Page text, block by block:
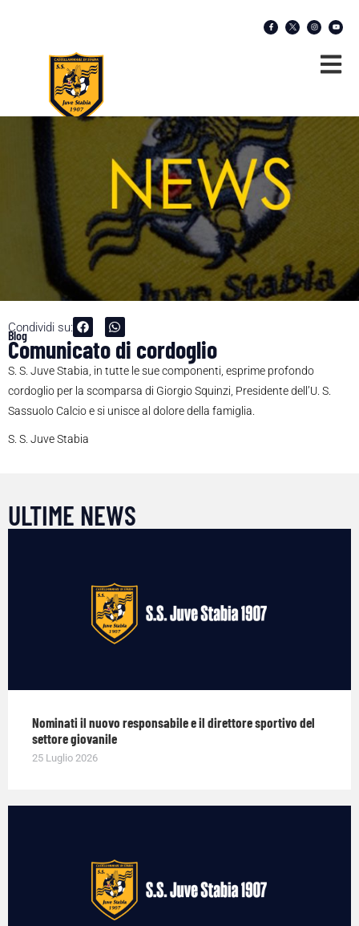
Condividi su:
Blog
Comunicato di cordoglio
S. S. Juve Stabia, in tutte le sue componenti, esprime profondo
cordoglio per la scomparsa di Giorgio Squinzi, Presidente dell’U. S.
Sassuolo Calcio e si unisce al dolore della famiglia.
S. S. Juve Stabia
ULTIME NEWS
Nominati il nuovo responsabile e il direttore sportivo del
settore giovanile
25 Luglio 2026